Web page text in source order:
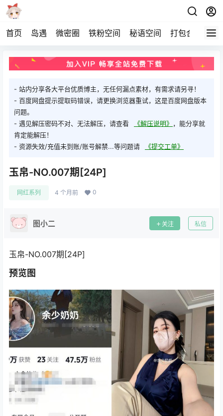
首页 岛遇 微密圈 铁粉空间 秘语空间 打包合集 关
- 站内分享各大平台优质博主，无任何漏点素材，有需求请另寻！
- 百度网盘提示提取码错误，请更换浏览器重试，这是百度网盘版本
问题。
- 遇见解压密码不对、无法解压，请查看
《解压说明》 ，能分享就
肯定能解压！
- 资源失效/充值未到账/账号解禁...等问题请
《提交工单》
玉帛-NO.007期[24P]
网红系列 4 个月前 0
图小二 关注 私信
玉帛-NO.007期[24P]
预览图